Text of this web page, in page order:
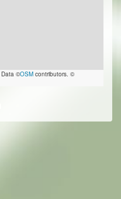
. Data ©OSM contributors. ©